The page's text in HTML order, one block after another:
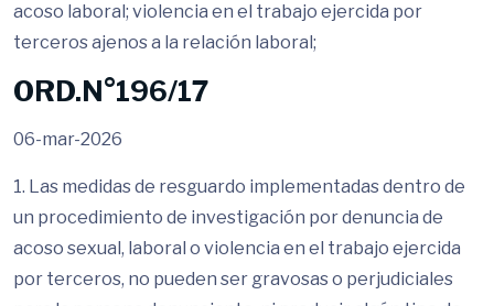
acoso laboral; violencia en el trabajo ejercida por
terceros ajenos a la relación laboral;
ORD.N°196/17
06-mar-2026
1. Las medidas de resguardo implementadas dentro de
un procedimiento de investigación por denuncia de
acoso sexual, laboral o violencia en el trabajo ejercida
por terceros, no pueden ser gravosas o perjudiciales